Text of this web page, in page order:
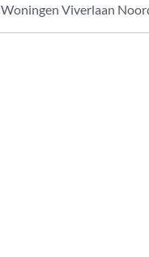
Woningen Viverlaan